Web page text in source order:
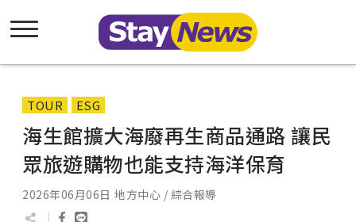
TOUR ESG
海生館擴大海廢再生商品通路 讓民
眾旅遊購物也能支持海洋保育
2026年06月06日 地方中心 / 綜合報導